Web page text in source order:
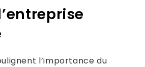
l’importance du